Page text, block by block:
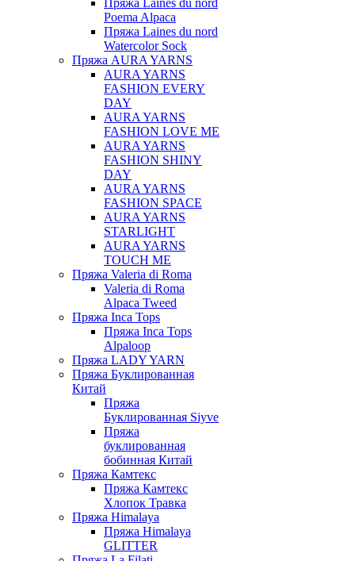
Пряжа Laines du nord
Poema Alpaca
Пряжа Laines du nord
Watercolor Sock
Пряжа AURA YARNS
AURA YARNS
FASHION EVERY
DAY
AURA YARNS
FASHION LOVE ME
AURA YARNS
FASHION SHINY
DAY
AURA YARNS
FASHION SPACE
AURA YARNS
STARLIGHT
AURA YARNS
TOUCH ME
Пряжа Valeria di Roma
Valeria di Roma
Alpaca Tweed
Пряжа Inca Tops
Пряжа Inca Tops
Alpaloop
Пряжа LADY YARN
Пряжа Буклированная
Китай
Пряжа
Буклированная Siyve
Пряжа
буклированная
бобинная Китай
Пряжа Камтекс
Пряжа Камтекс
Хлопок Травка
Пряжа Himalaya
Пряжа Himalaya
GLITTER